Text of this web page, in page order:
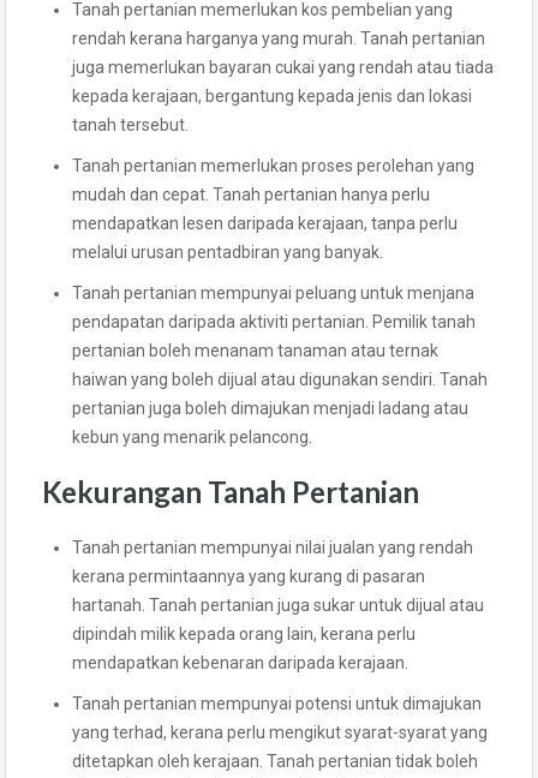
Tanah pertanian memerlukan kos pembelian yang
rendah kerana harganya yang murah. Tanah pertanian
juga memerlukan bayaran cukai yang rendah atau tiada
kepada kerajaan, bergantung kepada jenis dan lokasi
tanah tersebut.
Tanah pertanian memerlukan proses perolehan yang
mudah dan cepat. Tanah pertanian hanya perlu
mendapatkan lesen daripada kerajaan, tanpa perlu
melalui urusan pentadbiran yang banyak.
Tanah pertanian mempunyai peluang untuk menjana
pendapatan daripada aktiviti pertanian. Pemilik tanah
pertanian boleh menanam tanaman atau ternak
haiwan yang boleh dijual atau digunakan sendiri. Tanah
pertanian juga boleh dimajukan menjadi ladang atau
kebun yang menarik pelancong.
Kekurangan Tanah Pertanian
Tanah pertanian mempunyai nilai jualan yang rendah
kerana permintaannya yang kurang di pasaran
hartanah. Tanah pertanian juga sukar untuk dijual atau
dipindah milik kepada orang lain, kerana perlu
mendapatkan kebenaran daripada kerajaan.
Tanah pertanian mempunyai potensi untuk dimajukan
yang terhad, kerana perlu mengikut syarat-syarat yang
ditetapkan oleh kerajaan. Tanah pertanian tidak boleh